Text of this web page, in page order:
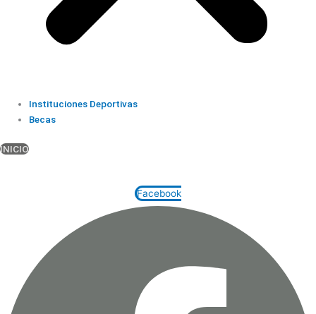
Instituciones Deportivas
Becas
INICIO
Facebook